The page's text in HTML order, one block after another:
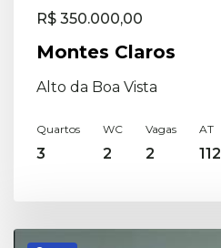
R$ 350.000,00
Montes Claros
Alto da Boa Vista
Quartos
3
WC
2
Vagas
2
AT
112